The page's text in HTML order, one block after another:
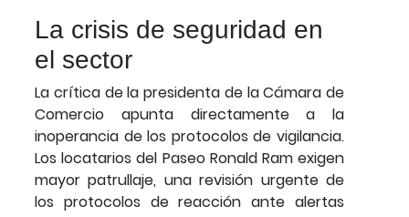
La crisis de seguridad en
el sector
La crítica de la presidenta de la Cámara de
Comercio apunta directamente a la
inoperancia de los protocolos de vigilancia.
Los locatarios del Paseo Ronald Ram exigen
mayor patrullaje, una revisión urgente de
los protocolos de reacción ante alertas